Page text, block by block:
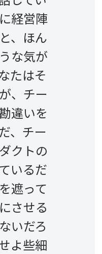
経営陣
、ほん
な気が
たはそ
、チー
違いを
、チー
クトの
いるだ
遮って
させる
いだろ
よ些細